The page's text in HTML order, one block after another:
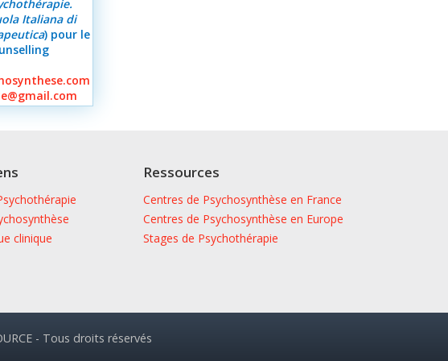
Italiana di
) pour le
clinique
Ressources
Centres de Psychosynthèse en France
Centres de Psychosynthèse en Europe
Stages de Psychothérapie
- Tous droits réservés